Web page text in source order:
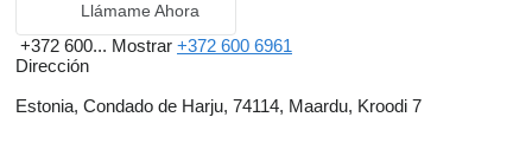
Llámame Ahora
+372 600... Mostrar +372 600 6961
Dirección
Estonia, Condado de Harju, 74114, Maardu, Kroodi 7